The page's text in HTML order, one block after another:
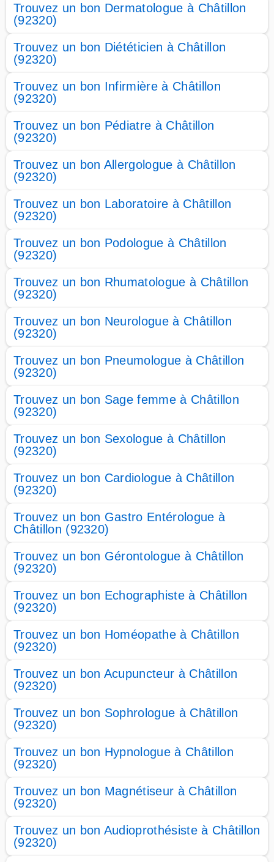
Trouvez un bon Dermatologue à Châtillon
(92320)
Trouvez un bon Diététicien à Châtillon
(92320)
Trouvez un bon Infirmière à Châtillon
(92320)
Trouvez un bon Pédiatre à Châtillon
(92320)
Trouvez un bon Allergologue à Châtillon
(92320)
Trouvez un bon Laboratoire à Châtillon
(92320)
Trouvez un bon Podologue à Châtillon
(92320)
Trouvez un bon Rhumatologue à Châtillon
(92320)
Trouvez un bon Neurologue à Châtillon
(92320)
Trouvez un bon Pneumologue à Châtillon
(92320)
Trouvez un bon Sage femme à Châtillon
(92320)
Trouvez un bon Sexologue à Châtillon
(92320)
Trouvez un bon Cardiologue à Châtillon
(92320)
Trouvez un bon Gastro Entérologue à
Châtillon (92320)
Trouvez un bon Gérontologue à Châtillon
(92320)
Trouvez un bon Echographiste à Châtillon
(92320)
Trouvez un bon Homéopathe à Châtillon
(92320)
Trouvez un bon Acupuncteur à Châtillon
(92320)
Trouvez un bon Sophrologue à Châtillon
(92320)
Trouvez un bon Hypnologue à Châtillon
(92320)
Trouvez un bon Magnétiseur à Châtillon
(92320)
Trouvez un bon Audioprothésiste à Châtillon
(92320)